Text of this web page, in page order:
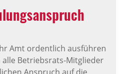
Amt ordentlich ausführen
alle Betriebsrats-Mitglieder
Anspruch auf die